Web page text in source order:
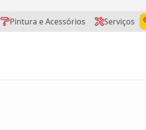
Pintura e Acessórios Serviços